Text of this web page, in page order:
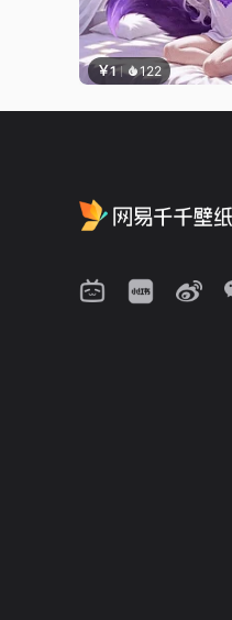
￥1 122